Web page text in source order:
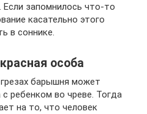
Если запомнилось что-то
касательно этого
в соннике.
особа
барышня может
ребенком во чреве. Тогда
на то, что человек